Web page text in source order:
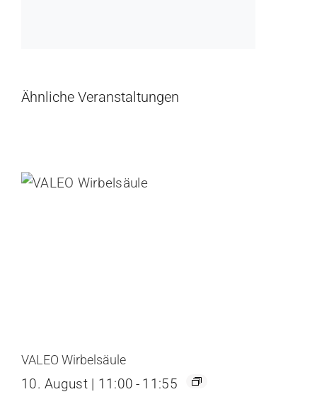
Ähnliche Veranstaltungen
VALEO Wirbelsäule
10. August | 11:00 - 11:55